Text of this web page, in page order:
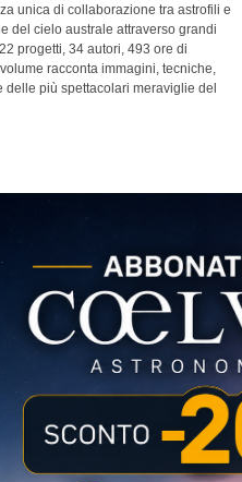
unica di collaborazione tra astrofili e
del cielo australe attraverso grandi
progetti, 34 autori, 493 ore di
racconta immagini, tecniche,
più spettacolari meraviglie del